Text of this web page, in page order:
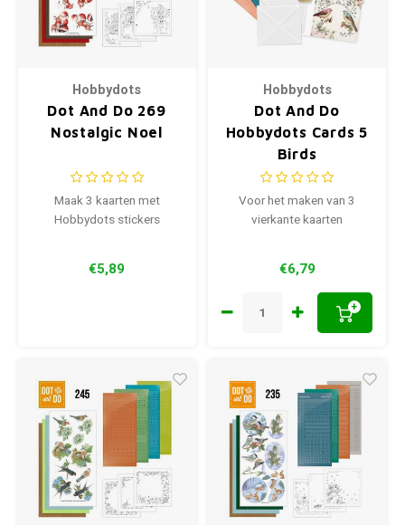
Hobbydots
Dot And Do 269
Nostalgic Noel
Maak 3 kaarten met
Hobbydots stickers
€5,89
Hobbydots
Dot And Do
Hobbydots Cards 5
Birds
Voor het maken van 3
vierkante kaarten
€6,79
+